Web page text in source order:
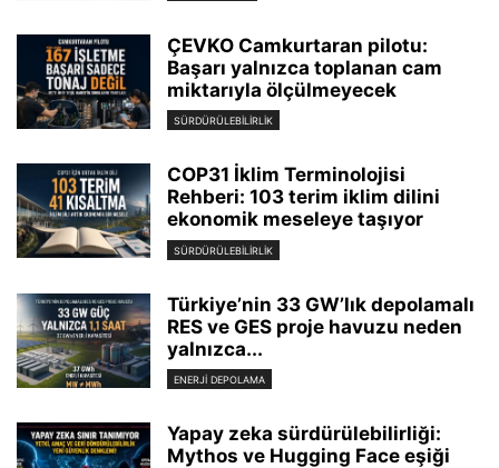
ÇEVKO Camkurtaran pilotu:
Başarı yalnızca toplanan cam
miktarıyla ölçülmeyecek
SÜRDÜRÜLEBILIRLIK
COP31 İklim Terminolojisi
Rehberi: 103 terim iklim dilini
ekonomik meseleye taşıyor
SÜRDÜRÜLEBILIRLIK
Türkiye’nin 33 GW’lık depolamalı
RES ve GES proje havuzu neden
yalnızca...
ENERJI DEPOLAMA
Yapay zeka sürdürülebilirliği:
Mythos ve Hugging Face eşiği